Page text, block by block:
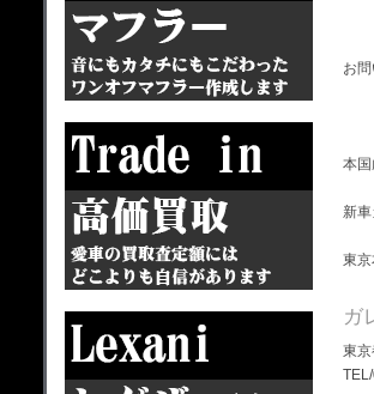
お
本
新
東
ガ
東